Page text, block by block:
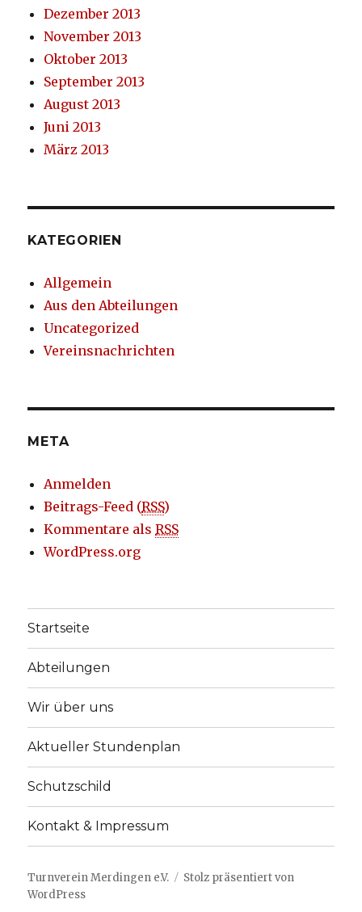
Dezember 2013
November 2013
Oktober 2013
September 2013
August 2013
Juni 2013
März 2013
KATEGORIEN
Allgemein
Aus den Abteilungen
Uncategorized
Vereinsnachrichten
META
Anmelden
Beitrags-Feed (RSS)
Kommentare alsRSS
WordPress.org
Startseite
Abteilungen
Wir über uns
Aktueller Stundenplan
Schutzschild
Kontakt & Impressum
Turnverein Merdingen e.V.
Stolz präsentiert von
WordPress